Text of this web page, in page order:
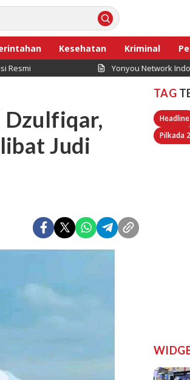
Kesehatan Kriminal
Yonyou Network Indonesia
Dzulfiqar,
Judi
TAG
Headline
Pilkada